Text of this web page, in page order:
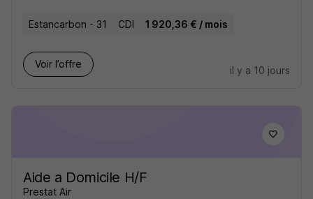
Estancarbon - 31 CDI 1 920,36 € / mois
Voir l’offre
il y a 10 jours
Aide a Domicile H/F
Prestat Air